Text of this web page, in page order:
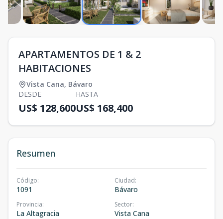
APARTAMENTOS DE 1 & 2
HABITACIONES
Vista Cana, Bávaro
DESDE
US$ 128,600
HASTA
US$ 168,400
Resumen
Código:
1091
Ciudad:
Bávaro
Provincia:
La Altagracia
Sector:
Vista Cana